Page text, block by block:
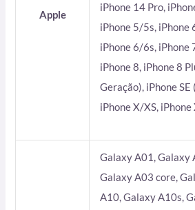
Apple
iPhone 14 Pro,
iPhone 5/5s, iPhone
iPhone 6/6s, iPhone
iPhone 8, iPhone 8
Geração), iPhone SE
iPhone X/XS, iPhone
Galaxy A01, Galaxy
Galaxy A03 core,
A10, Galaxy A10s,